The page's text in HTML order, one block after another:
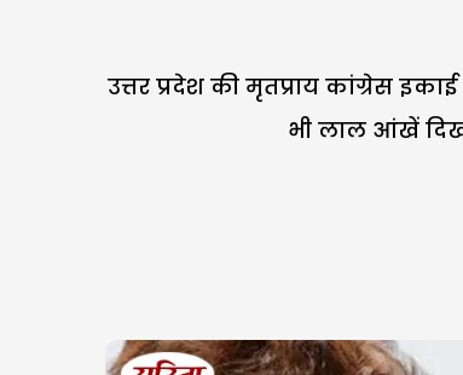
उत्तर प्रदेश की मृतप्राय कांग्रेस
भी लाल आंखें